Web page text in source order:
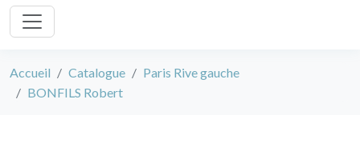
Accueil Catalogue
Paris Rive gauche
BONFILS Robert